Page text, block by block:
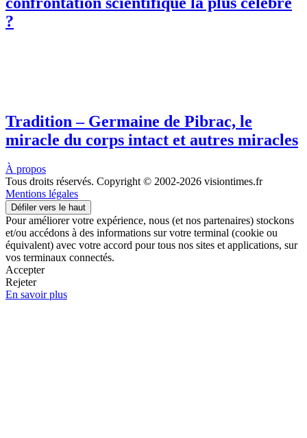
?
Tradition – Germaine de Pibrac, le
miracle du corps intact et autres miracles
À propos
Tous droits réservés. Copyright © 2002-2026 visiontimes.fr
Mentions légales
Défiler vers le haut
Pour améliorer votre expérience, nous (et nos partenaires) stockons
et/ou accédons à des informations sur votre terminal (cookie ou
équivalent) avec votre accord pour tous nos sites et applications, sur
vos terminaux connectés.
Accepter
Rejeter
En savoir plus